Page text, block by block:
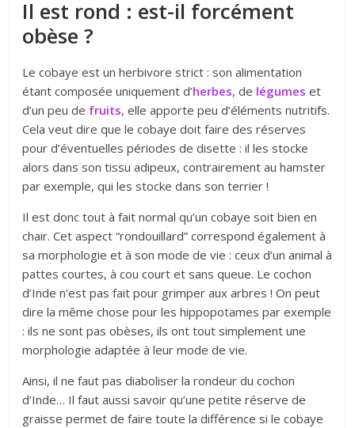
Il est rond : est-il forcément
obèse ?
Le cobaye est un herbivore strict : son alimentation
étant composée uniquement d’herbes, de légumes et
d’un peu de fruits, elle apporte peu d’éléments nutritifs.
Cela veut dire que le cobaye doit faire des réserves
pour d’éventuelles périodes de disette : il les stocke
alors dans son tissu adipeux, contrairement au hamster
par exemple, qui les stocke dans son terrier !
Il est donctout à fait normal qu’un cobaye soit bien en
chair. Cet aspect “rondouillard” correspond également à
sa morphologie et à son mode de vie :ceux d’un animal à
pattes courtes, à cou court et sans queue. Le cochon
d’Inde n’est pas fait pour grimper aux arbres ! On peut
dire la même chose pour les hippopotames par exemple
: ils ne sont pas obèses, ils ont tout simplement une
morphologie adaptée à leur mode de vie.
Ainsi, il ne faut pas diaboliser la rondeur du cochon
d’Inde… Il faut aussi savoir qu’une petite réserve de
graisse permet de faire toute la différence si le cobaye